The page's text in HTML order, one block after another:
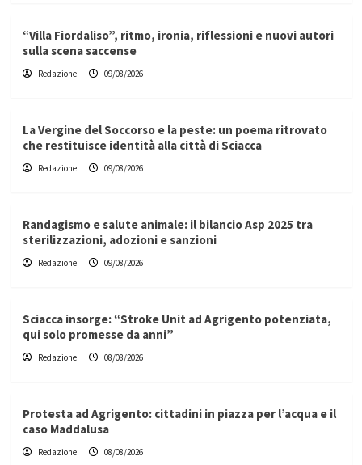
“Villa Fiordaliso”, ritmo, ironia, riflessioni e nuovi autori
sulla scena saccense
Redazione 09/08/2026
La Vergine del Soccorso e la peste: un poema ritrovato
che restituisce identità alla città di Sciacca
Redazione 09/08/2026
Randagismo e salute animale: il bilancio Asp 2025 tra
sterilizzazioni, adozioni e sanzioni
Redazione 09/08/2026
Sciacca insorge: “Stroke Unit ad Agrigento potenziata,
qui solo promesse da anni”
Redazione 08/08/2026
Protesta ad Agrigento: cittadini in piazza per l’acqua e il
caso Maddalusa
Redazione 08/08/2026